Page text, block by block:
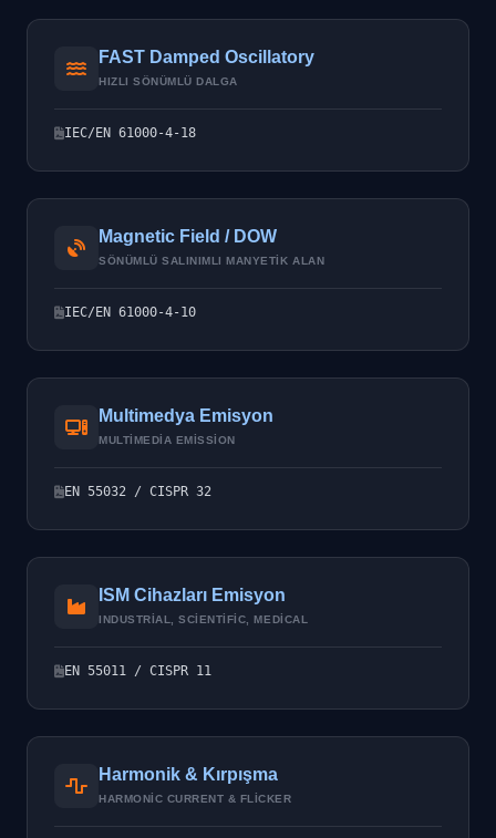
FAST Damped Oscillatory
HIZLI SÖNÜMLÜ DALGA
IEC/EN 61000-4-18
Magnetic Field / DOW
SÖNÜMLÜ SALINIMLI MANYETIK ALAN
IEC/EN 61000-4-10
Multimedya Emisyon
MULTIMEDIA EMISSION
EN 55032 / CISPR 32
ISM Cihazları Emisyon
INDUSTRIAL, SCIENTIFIC, MEDICAL
EN 55011 / CISPR 11
Harmonik & Kırpışma
HARMONIC CURRENT & FLICKER